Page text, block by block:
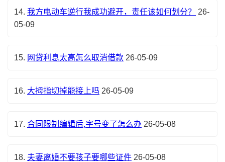
14. 我方电动车逆行我成功避开，责任该如何划分？
26-
05-09
15. 网贷利息太高怎么取消借款 26-05-09
16. 大拇指切掉能接上吗 26-05-09
17. 合同限制编辑后,字号变了怎么办 26-05-08
18. 夫妻离婚不要孩子要哪些证件 26-05-08